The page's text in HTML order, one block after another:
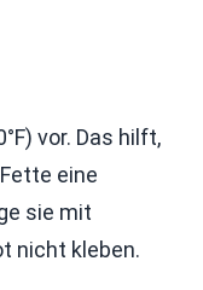
vor. Das hilft,
eine
sie mit
nicht kleben.